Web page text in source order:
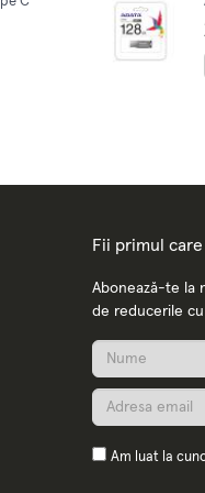
Fii primul
Abonează-te la
de reducerile
Am luat la